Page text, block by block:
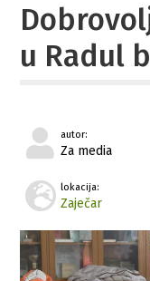
u Radul
autor:
Za media
lokacija:
Zaječar